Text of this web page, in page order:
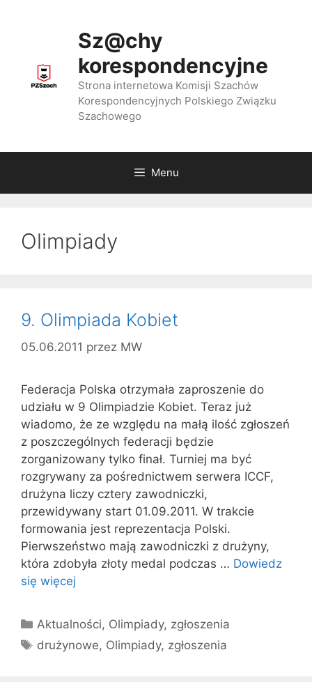
Sz@chy
korespondencyjne
Strona internetowa Komisji Szachów
Korespondencyjnych Polskiego Związku
Szachowego
Menu
Olimpiady
9. Olimpiada Kobiet
05.06.2011 przez MW
Federacja Polska otrzymała zaproszenie do
udziału w 9 Olimpiadzie Kobiet. Teraz już
wiadomo, że ze względu na małą ilość zgłoszeń
z poszczególnych federacji będzie
zorganizowany tylko finał. Turniej ma być
rozgrywany za pośrednictwem serwera ICCF,
drużyna liczy cztery zawodniczki,
przewidywany start 01.09.2011. W trakcie
formowania jest reprezentacja Polski.
Pierwszeństwo mają zawodniczki z drużyny,
która zdobyła złoty medal podczas … Dowiedz
się więcej
Kategorie
Aktualności, Olimpiady, zgłoszenia
Tagi
drużynowe, Olimpiady, zgłoszenia